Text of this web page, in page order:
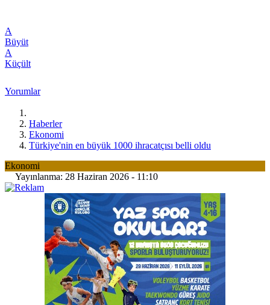
A
Büyüt
A
Küçült
Yorumlar
Haberler
Ekonomi
Türkiye'nin en büyük 1000 ihracatçısı belli oldu
Ekonomi
Yayınlanma: 28 Haziran 2026 - 11:10